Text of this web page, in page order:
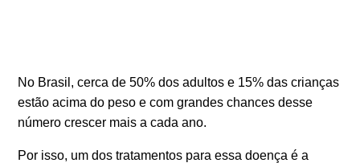
No Brasil, cerca de 50% dos adultos e 15% das crianças
estão acima do peso e com grandes chances desse
número crescer mais a cada ano.
Por isso, um dos tratamentos para essa doença é a